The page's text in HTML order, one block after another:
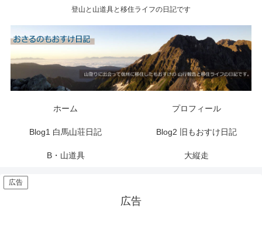
登山と山道具と移住ライフの日記です
ホーム プロフィール
Blog1 白馬山荘日記 Blog2 旧もおすけ日記
B・山道具 大縦走
広告
広告